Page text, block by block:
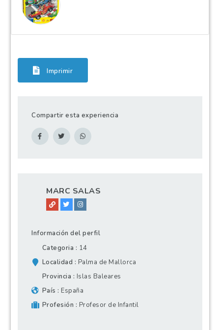
Imprimir
Compartir esta experiencia
MARC SALAS
Información del perfil
Categoria
14
Localidad
Palma de Mallorca
Provincia
Islas Baleares
País
España
Profesión
Profesor de Infantil